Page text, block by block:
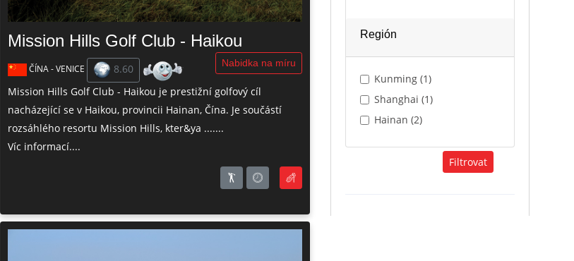
Mission Hills Golf Club - Haikou
Nabidka na míru
ČÍNA - VENICE
8.60
Mission Hills Golf Club - Haikou je prestižní golfový cíl
nacházející se v Haikou, provincii Hainan, Čína. Je součástí
rozsáhlého resortu Mission Hills, kter&ya .......
Víc informací....
Región
Kunming (1)
Shanghai (1)
Hainan (2)